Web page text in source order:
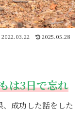
2022.03.22 2025.05.28
は3日で忘れ
成功した話をした